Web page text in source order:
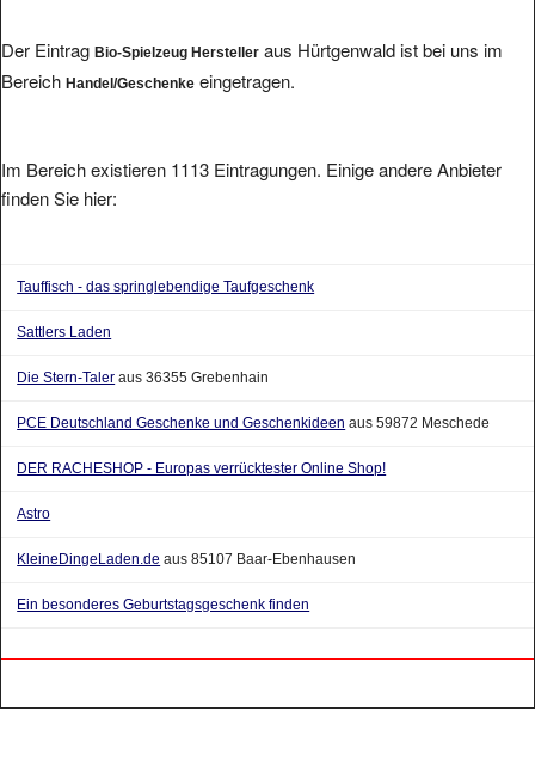
Der Eintrag Bio-Spielzeug Hersteller aus Hürtgenwald ist bei uns im
Bereich Handel/Geschenke eingetragen.
Im Bereich existieren 1113 Eintragungen. Einige andere Anbieter
finden Sie hier:
Tauffisch - das springlebendige Taufgeschenk
Sattlers Laden
Die Stern-Taler aus 36355 Grebenhain
PCE Deutschland Geschenke und Geschenkideen aus 59872 Meschede
DER RACHESHOP - Europas verrücktester Online Shop!
Astro
KleineDingeLaden.de aus 85107 Baar-Ebenhausen
Ein besonderes Geburtstagsgeschenk finden